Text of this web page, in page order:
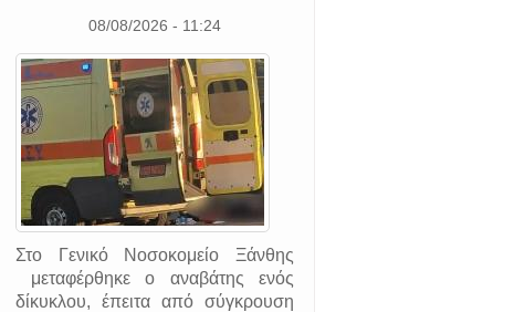
08/08/2026 - 11:24
Στο Γενικό Νοσοκομείο Ξάνθης
μεταφέρθηκε ο αναβάτης ενός
δίκυκλου, έπειτα από σύγκρουση